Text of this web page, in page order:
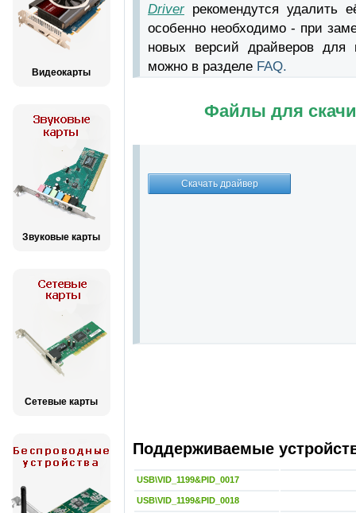
Видеокарты
Звуковые карты
Сетевые карты
Driverрекомендутся удалить
особенно необходимо - при
новых версий драйверов для
можно в разделе FAQ.
Файлы для
Поддерживаемые
USB\VID_1199&PID_0017
USB\VID_1199&PID_0018